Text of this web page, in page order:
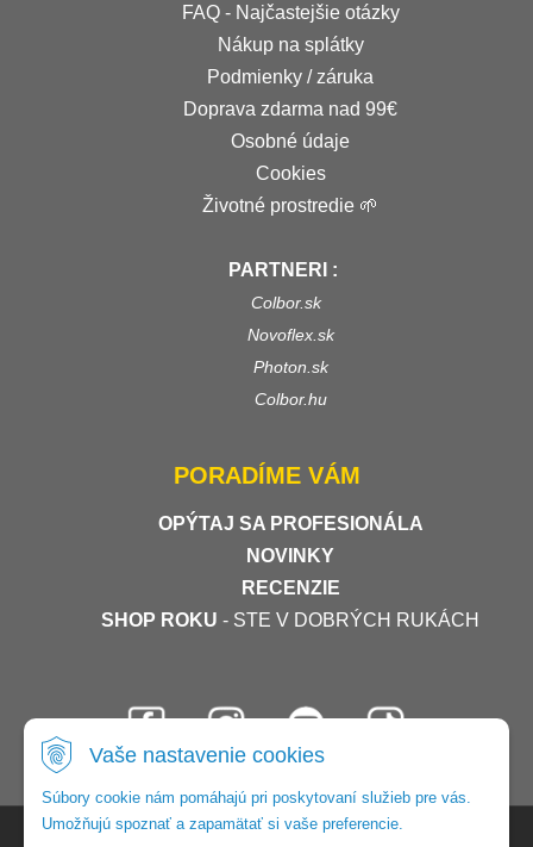
Vaše nastavenie cookies
Súbory cookie nám pomáhajú pri poskytovaní služieb pre vás.
Umožňujú spoznať a zapamätať si vaše preferencie.
FAQ - Najčastejšie otázky
Nákup na splátky
Podmienky / záruka
Doprava zdarma nad 99€
Osobné údaje
Cookies
Životné prostredie 🌱
PARTNERI :
Colbor.sk
Novoflex.sk
Photon.sk
Colbor.hu
PORADÍME VÁM
OPÝTAJ SA PROFESIONÁLA
NOVINKY
RECENZIE
SHOP ROKU - STE V DOBRÝCH RUKÁCH
© 2026 Foto-video-shop •tvorba eshopu cez UNIobchod